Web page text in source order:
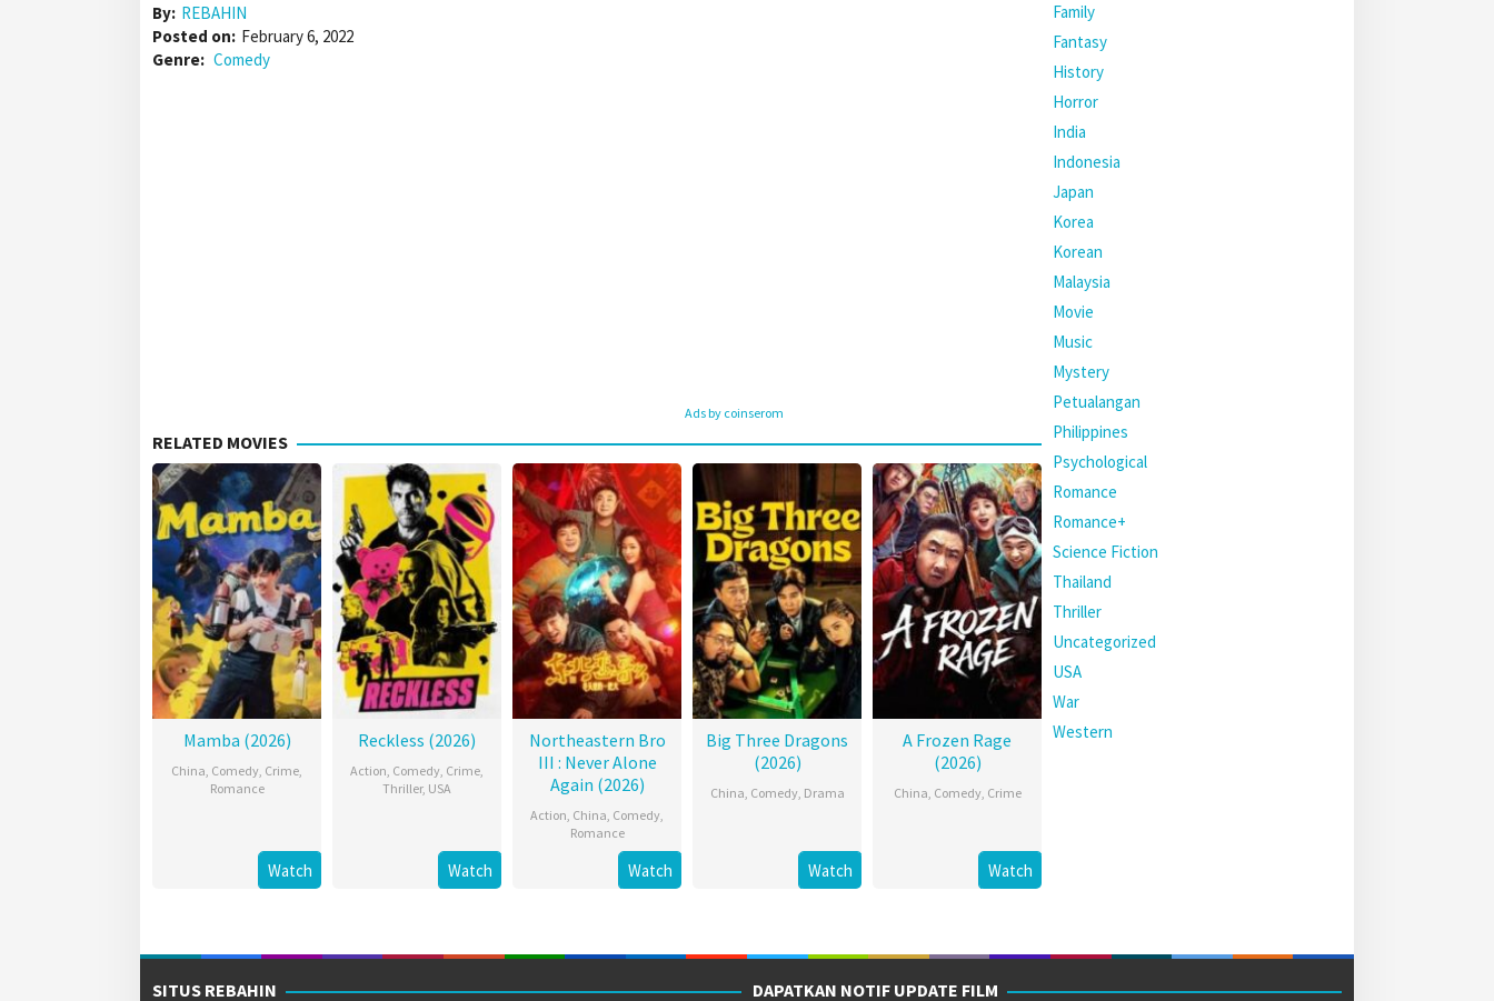
By: REBAHIN
Posted on: February 6, 2022
Genre: Comedy
Ads by coinserom
RELATED MOVIES
Mamba (2026)
China, Comedy, Crime,
Romance
Watch
Reckless (2026)
Action, Comedy, Crime,
Thriller, USA
Watch
Northeastern Bro
III : Never Alone
Again (2026)
Action, China, Comedy,
Romance
Watch
Big Three Dragons
(2026)
China, Comedy, Drama
Watch
A Frozen Rage
(2026)
China, Comedy, Crime
Watch
Family
Fantasy
History
Horror
India
Indonesia
Japan
Korea
Korean
Malaysia
Movie
Music
Mystery
Petualangan
Philippines
Psychological
Romance
Romance+
Science Fiction
Thailand
Thriller
Uncategorized
USA
War
Western
SITUS REBAHIN DAPATKAN NOTIF UPDATE FILM